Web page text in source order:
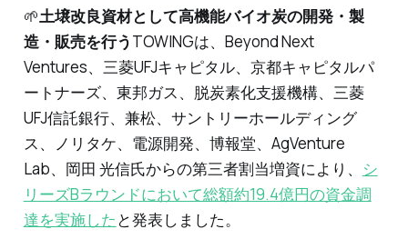
🌱土壌改良資材として高機能バイオ炭の開発・製
造・販売を行うTOWINGは、Beyond Next
Ventures、三菱UFJキャピタル、京都キャピタルパ
ートナーズ、東邦ガス、脱炭素化支援機構、三菱
UFJ信託銀行、兼松、サントリーホールディング
ス、ノリタケ、電源開発、博報堂、AgVenture
Lab、岡田 光信氏からの第三者割当増資により、
シ
リーズBラウンドにおいて総額約19.4億円の資金調
達を実施した と発表しました。